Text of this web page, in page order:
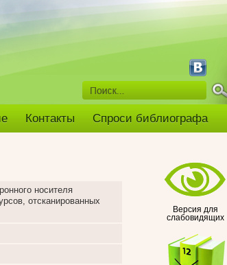
Контакты Спроси библиографа
Версия для
слабовидящих
носителя
отсканированных